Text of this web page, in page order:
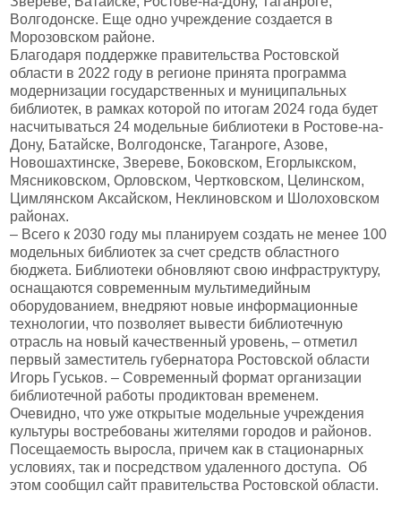
Волгодонске. Еще одно учреждение создается в
Морозовском районе.
Благодаря поддержке правительства Ростовской
области в 2022 году в регионе принята программа
модернизации государственных и муниципальных
библиотек, в рамках которой по итогам 2024 года будет
насчитываться 24 модельные библиотеки в Ростове-на-
Дону, Батайске, Волгодонске, Таганроге, Азове,
Новошахтинске, Звереве, Боковском, Егорлыкском,
Мясниковском, Орловском, Чертковском, Целинском,
Цимлянском Аксайском, Неклиновском и Шолоховском
районах.
– Всего к 2030 году мы планируем создать не менее 100
модельных библиотек за счет средств областного
бюджета. Библиотеки обновляют свою инфраструктуру,
оснащаются современным мультимедийным
оборудованием, внедряют новые информационные
технологии, что позволяет вывести библиотечную
отрасль на новый качественный уровень, – отметил
первый заместитель губернатора Ростовской области
Игорь Гуськов. – Современный формат организации
библиотечной работы продиктован временем.
Очевидно, что уже открытые модельные учреждения
культуры востребованы жителями городов и районов.
Посещаемость выросла, причем как в стационарных
условиях, так и посредством удаленного доступа. Об
этом сообщил сайт правительства Ростовской области.